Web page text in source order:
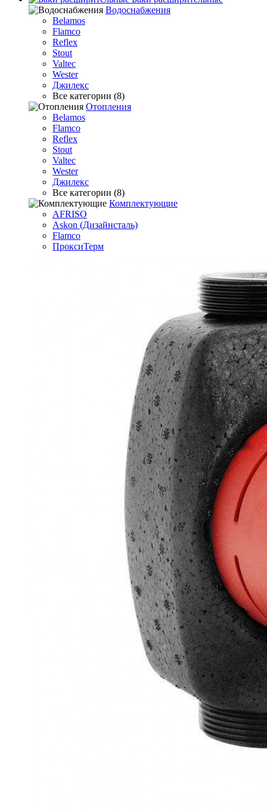
Водоснабжения
Belamos
Flamco
Reflex
Stout
Valtec
Wester
Джилекс
Все категории (8)
Отопления
Belamos
Flamco
Reflex
Stout
Valtec
Wester
Джилекс
Все категории (8)
Комплектующие
AFRISO
Askon (Дизайнсталь)
Flamco
ПроксиТерм